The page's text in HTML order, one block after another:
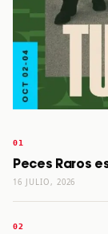
Peces Raros
16 JULIO, 2026